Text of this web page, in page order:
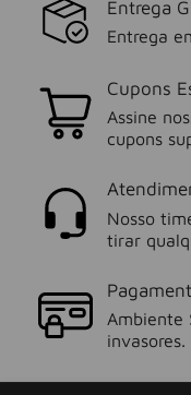
Entrega
Entrega
Cupons
Assine
cupons
Nosso
tirar
Ambiente
invasores.